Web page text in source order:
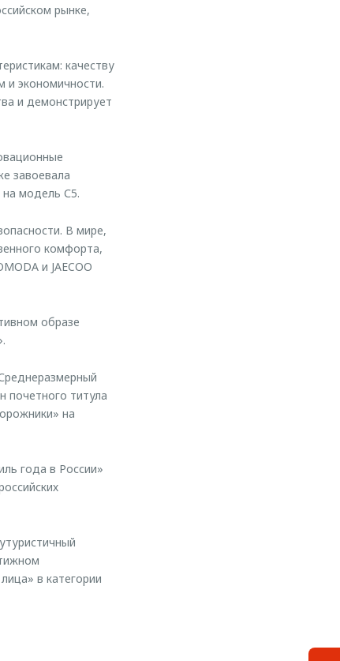
рынке,
качеству
и экономичности.
и демонстрирует
завоевала
модель С5.
В мире,
комфорта,
и JAECOO
образе
титула
на
года в России»
в категории